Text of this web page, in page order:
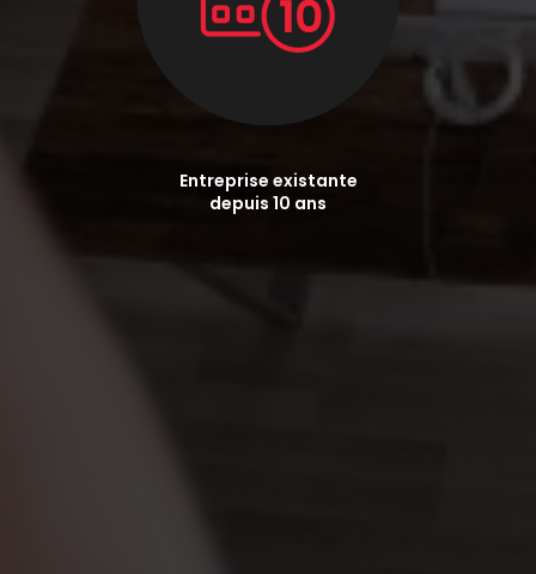
Entreprise existante
depuis 10 ans